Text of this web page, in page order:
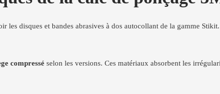
les disques et bandes abrasives à dos autocollant de la gamme
compressé selon les versions. Ces matériaux absorbent les